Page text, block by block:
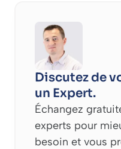
Discutez de
un Expert.
Échangez
experts pour
besoin et vous